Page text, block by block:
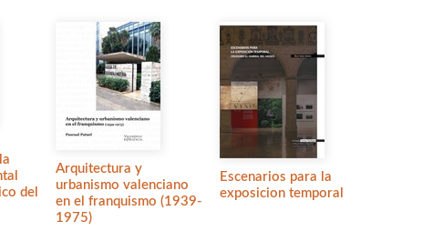
del
Arquitectura y
urbanismo valenciano
en el franquismo (1939-
1975)
Escenarios para la
exposicion temporal